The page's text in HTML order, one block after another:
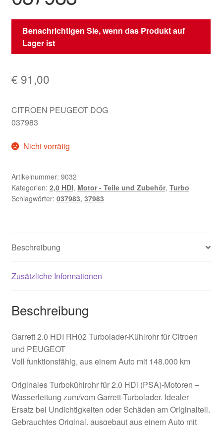
Benachrichtigen Sie, wenn das Produkt auf
Lager ist
€ 91,00
CITROEN PEUGEOT DOG
037983
Nicht vorrätig
Artikelnummer: 9032
Kategorien: 2,0 HDI, Motor - Teile und Zubehör, Turbo
Schlagwörter: 037983, 37983
Beschreibung
Zusätzliche Informationen
Beschreibung
Garrett 2.0 HDI RH02 Turbolader-Kühlrohr für Citroen
und PEUGEOT
Voll funktionsfähig, aus einem Auto mit 148.000 km
Originales Turbokühlrohr für 2.0 HDi (PSA)-Motoren –
Wasserleitung zum/vom Garrett-Turbolader. Idealer
Ersatz bei Undichtigkeiten oder Schäden am Originalteil.
Gebrauchtes Original, ausgebaut aus einem Auto mit